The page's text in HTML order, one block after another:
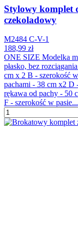
Stylowy komplet
czekoladowy
M2484 C-V-1
188,99 zł
ONE SIZE Modelka
płasko, bez
cm x 2 B - szerokość
pachami - 38 cm x2 D
rękawa od pachy - 50
F - szerokość w pasie...